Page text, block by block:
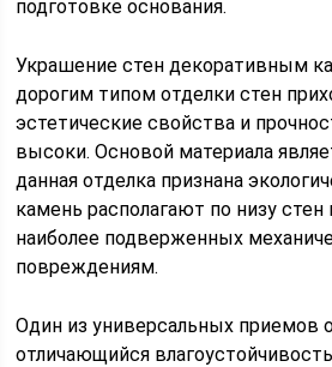
подготовке основания.
Украшение стен декоративным
дорогим типом отделки стен
эстетические свойства и
высоки. Основой материала
данная отделка признана
камень располагают по низу
наиболее подверженных
повреждениям.
Один из универсальных приемов
отличающийся